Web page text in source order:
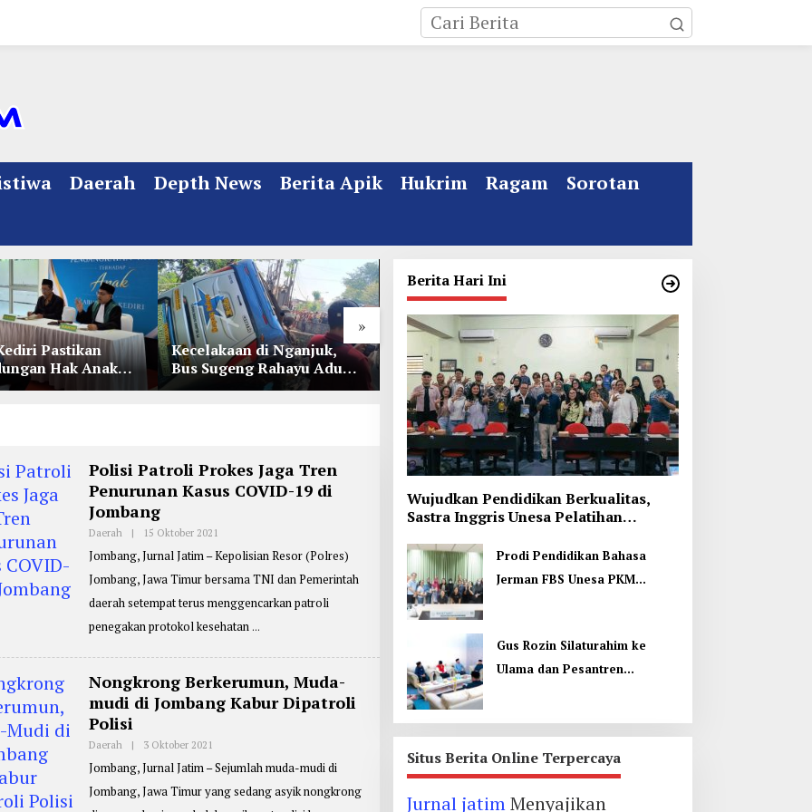
Daerah Depth News Berita Apik Hukrim Ragam
Sorotan
»
Pastikan
Hak Anak
Kecelakaan di Nganjuk,
Bus Sugeng Rahayu Adu
Banteng Dengan Dump
Kebakaran Rumah Mewah
di Jombang, ART Tewas
Diduga Menghirup Asap
Kata Gus Ipul Jelang
Muktamar ke 35 NU
Jombang: Panitia Gupuh,
Suguh, Lungguh
Polisi Patroli Prokes Jaga Tren
Penurunan Kasus COVID-19 di
Jombang
Daerah | 15 Oktober 2021
E
R
P
O
R
E
:
Z
A
L
A
R
I
Jombang, Jurnal Jatim – Kepolisian Resor (Polres)
Jombang, Jawa Timur bersama TNI dan Pemerintah
daerah setempat terus menggencarkan patroli
penegakan protokol kesehatan
Nongkrong Berkerumun, Muda-
mudi di Jombang Kabur Dipatroli
Polisi
Daerah | 3 Oktober 2021
E
R
E
Jombang, Jurnal Jatim – Sejumlah muda-mudi di
Jombang, Jawa Timur yang sedang asyik nongkrong
Berita Hari Ini
Wujudkan Pendidikan Berkualitas,
Sastra Inggris Unesa Pelatihan
Prodi Pendidikan Bahasa
Jerman FBS Unesa PKM
Gus Rozin Silaturahim ke
Ulama dan Pesantren
Situs Berita Online Terpercaya
Jurnal jatimMenyajikan